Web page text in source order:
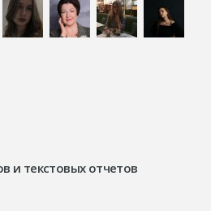
и текстовых отчетов